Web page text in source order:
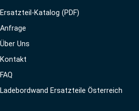
Ersatzteil-Katalog (PDF)
Anfrage
Über Uns
Kontakt
FAQ
Ladebordwand Ersatzteile Österreich